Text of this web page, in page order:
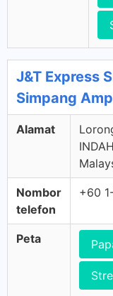
J&T Express
Simpang
Alamat
Nombor
telefon
+60
Peta